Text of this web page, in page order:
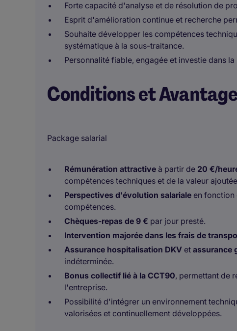
Forte capacité d'analyse et de résolution de
Esprit d'amélioration continue et recherche
Souhaite développer les compétences
systématique à la sous-traitance.
Personnalité fiable, engagée et investie dans
Conditions et
Package salarial
Rémunération attractive à partir de 20 €/
compétences techniques et de la valeur
Perspectives d'évolution salariale en fonction
compétences.
Chèques-repas de 9 € par jour presté.
Intervention majorée dans les frais de
Assurance hospitalisation DKV et assurance
indéterminée.
Bonus collectif lié à la CCT90, permettant de
l'entreprise.
Possibilité d'intégrer un environnement
valorisées et continuellement développées.